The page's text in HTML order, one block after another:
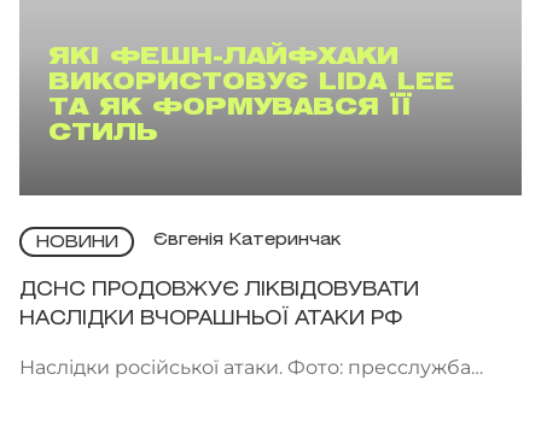
ЯКІ ФЕШН-ЛАЙФХАКИ
ВИКОРИСТОВУЄ LIDA LEE
ТА ЯК ФОРМУВАВСЯ ЇЇ
СТИЛЬ
НОВИНИ Євгенія Катеринчак
ДСНС ПРОДОВЖУЄ ЛІКВІДОВУВАТИ
НАСЛІДКИ ВЧОРАШНЬОЇ АТАКИ РФ
Наслідки російської атаки. Фото: пресслужба